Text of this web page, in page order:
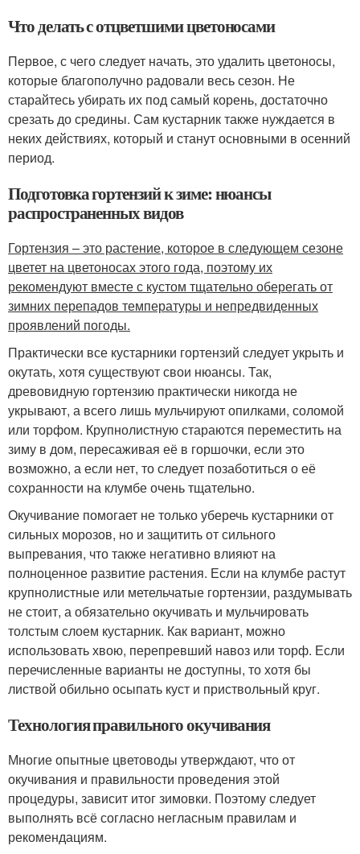
Что делать с отцветшими цветоносами
Первое, с чего следует начать, это удалить цветоносы,
которые благополучно радовали весь сезон. Не
старайтесь убирать их под самый корень, достаточно
срезать до средины. Сам кустарник также нуждается в
неких действиях, который и станут основными в осенний
период.
Подготовка гортензий к зиме: нюансы
распространенных видов
Гортензия – это растение, которое в следующем сезоне
цветет на цветоносах этого года, поэтому их
рекомендуют вместе с кустом тщательно оберегать от
зимних перепадов температуры и непредвиденных
проявлений погоды.
Практически все кустарники гортензий следует укрыть и
окутать, хотя существуют свои нюансы. Так,
древовидную гортензию практически никогда не
укрывают, а всего лишь мульчируют опилками, соломой
или торфом. Крупнолистную стараются переместить на
зиму в дом, пересаживая её в горшочки, если это
возможно, а если нет, то следует позаботиться о её
сохранности на клумбе очень тщательно.
Окучивание помогает не только уберечь кустарники от
сильных морозов, но и защитить от сильного
выпревания, что также негативно влияют на
полноценное развитие растения. Если на клумбе растут
крупнолистные или метельчатые гортензии, раздумывать
не стоит, а обязательно окучивать и мульчировать
толстым слоем кустарник. Как вариант, можно
использовать хвою, перепревший навоз или торф. Если
перечисленные варианты не доступны, то хотя бы
листвой обильно осыпать куст и приствольный круг.
Технология правильного окучивания
Многие опытные цветоводы утверждают, что от
окучивания и правильности проведения этой
процедуры, зависит итог зимовки. Поэтому следует
выполнять всё согласно негласным правилам и
рекомендациям.